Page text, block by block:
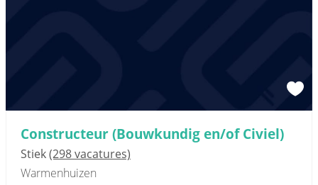
Constructeur (Bouwkundig en/of Civiel)
Stiek(298 vacatures)
Warmenhuizen